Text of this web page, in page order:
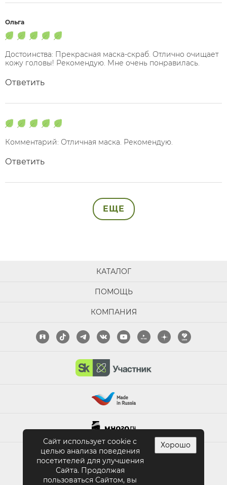
Ольга
Достоинства: Прекрасная маска-скраб. Отлично очищает
кожу головы! Рекомендую. Мне очень понравилась.
Ответить
Комментарий: Отличная маска. Рекомендую.
Ответить
ЕЩЕ
КАТАЛОГ
ПОМОЩЬ
КОМПАНИЯ
ПОЛНАЯ ВЕРСИЯ САЙТА
Сайт использует cookie с
целью анализа поведения
посетителей для улучшения
Сайта. Продолжая
пользоваться Сайтом, вы
Хорошо